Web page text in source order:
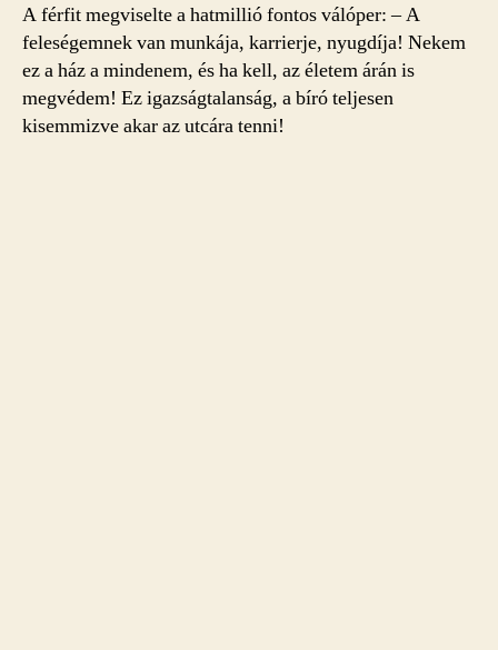
A férfit megviselte a hatmillió fontos válóper: – A
feleségemnek van munkája, karrierje, nyugdíja! Nekem
ez a ház a mindenem, és ha kell, az életem árán is
megvédem! Ez igazságtalanság, a bíró teljesen
kisemmizve akar az utcára tenni!